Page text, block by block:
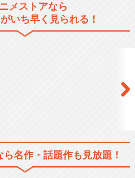
閉じる
メストアなら
いち早く見られる！
ら名作・話題作も見放題！